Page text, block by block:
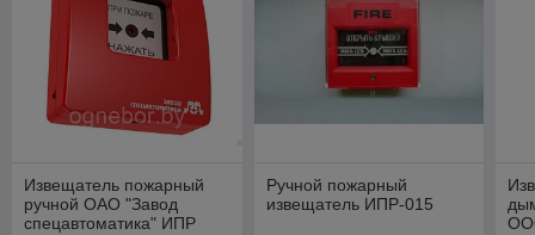
Извещатель пожарный
ручной ОАО "Завод
спецавтоматика" ИПР
Ручной пожарный
извещатель ИПР-015